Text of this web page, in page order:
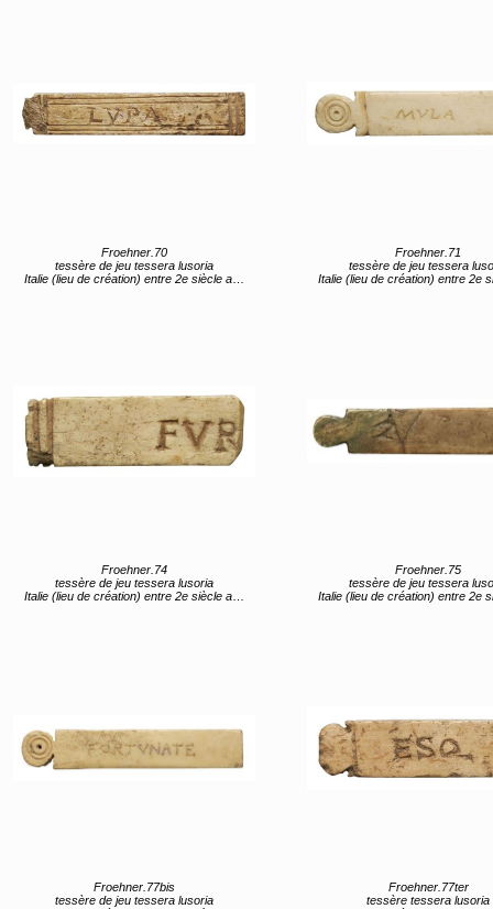
Froehner.70
tessère de jeu tessera lusoria
Italie (lieu de création) entre 2e siècle av JC et 1er siècle av JC
Froehner.71
tessère de jeu tessera
Italie (lieu de création) entre 2e siècle av JC et 1er
Froehner.74
tessère de jeu tessera lusoria
Italie (lieu de création) entre 2e siècle av JC et 1er siècle av JC
Froehner.75
tessère de jeu tessera
Italie (lieu de création) entre 2e siècle av JC et 1er
Froehner.77bis
tessère de jeu tessera lusoria
Froehner.77ter
tessère tessera lusoria